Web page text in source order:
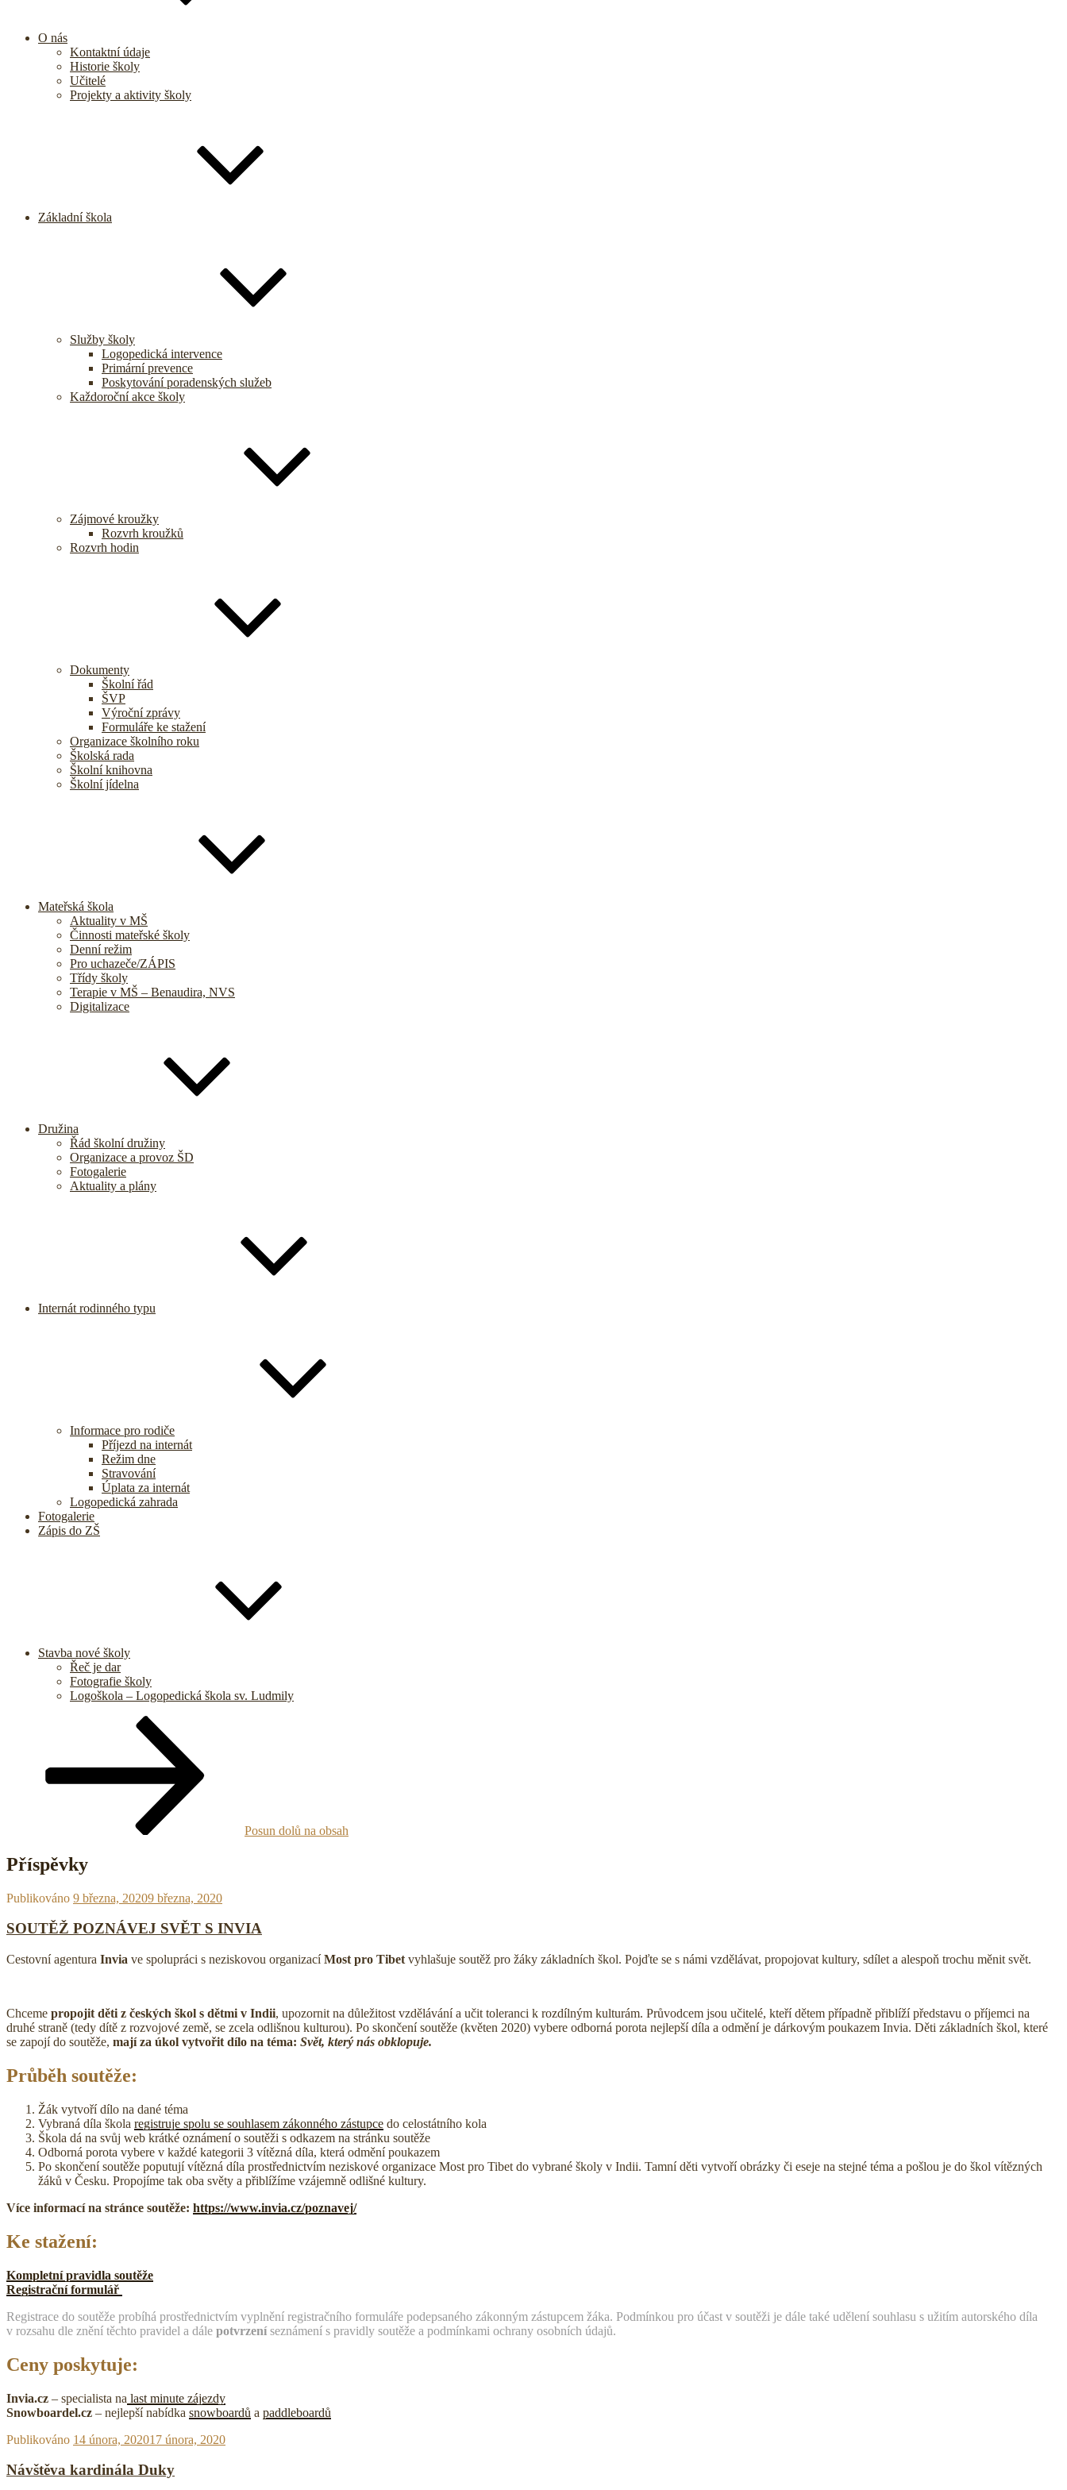
O nás
Kontaktní údaje
Historie školy
Učitelé
Projekty a aktivity školy
Základní škola
Služby školy
Logopedická intervence
Primární prevence
Poskytování poradenských služeb
Každoroční akce školy
Zájmové kroužky
Rozvrh kroužků
Rozvrh hodin
Dokumenty
Školní řád
ŠVP
Výroční zprávy
Formuláře ke stažení
Organizace školního roku
Školská rada
Školní knihovna
Školní jídelna
Mateřská škola
Aktuality v MŠ
Činnosti mateřské školy
Denní režim
Pro uchazeče/ZÁPIS
Třídy školy
Terapie v MŠ – Benaudira, NVS
Digitalizace
Družina
Řád školní družiny
Organizace a provoz ŠD
Fotogalerie
Aktuality a plány
Internát rodinného typu
Informace pro rodiče
Příjezd na internát
Režim dne
Stravování
Úplata za internát
Logopedická zahrada
Fotogalerie
Zápis do ZŠ
Stavba nové školy
Řeč je dar
Fotografie školy
Logoškola – Logopedická škola sv. Ludmily
Posun dolů na obsah
Příspěvky
Publikováno 9 března, 20209 března, 2020
SOUTĚŽ POZNÁVEJ SVĚT S INVIA
Cestovní agentura Invia ve spolupráci s neziskovou organizacíMost pro Tibet vyhlašuje soutěž pro žáky základních škol. Pojďte se s námi vzdělávat, propojovat kultury, sdílet a alespoň trochu měnit svět.
Chceme propojit děti z českých škol s dětmi v Indii, upozornit na důležitost vzdělávání a učit toleranci k rozdílným kulturám. Průvodcem jsou učitelé, kteří dětem případně přiblíží představu o příjemci na
druhé straně (tedy dítě z rozvojové země, se zcela odlišnou kulturou). Po skončení soutěže (květen 2020) vybere odborná porota nejlepší díla a odmění je dárkovým poukazem Invia. Děti základních škol, které
se zapojí do soutěže, mají za úkol vytvořit dílo na téma: Svět, který nás obklopuje.
Průběh soutěže:
Žák vytvoří dílo na dané téma
Vybraná díla škola registruje spolu se souhlasem zákonného zástupce do celostátního kola
Škola dá na svůj web krátké oznámení o soutěži s odkazem na stránku soutěže
Odborná porota vybere v každé kategorii 3 vítězná díla, která odmění poukazem
Po skončení soutěže poputují vítězná díla prostřednictvím neziskové organizace Most pro Tibet do vybrané školy v Indii. Tamní děti vytvoří obrázky či eseje na stejné téma a pošlou je do škol vítězných
žáků v Česku. Propojíme tak oba světy a přiblížíme vzájemně odlišné kultury.
Více informací na stránce soutěže: https://www.invia.cz/poznavej/
Ke stažení:
Kompletní pravidla soutěže
Registrační formulář
Registrace do soutěže probíhá prostřednictvím vyplnění registračního formuláře podepsaného zákonným zástupcem žáka. Podmínkou pro účast v soutěži je dále také udělení souhlasu s užitím autorského díla
v rozsahu dle znění těchto pravidel a dále potvrzeníseznámení s pravidly soutěže a podmínkami ochrany osobních údajů.
Ceny poskytuje:
Invia.cz – specialista na last minute zájezdy
Snowboardel.cz – nejlepší nabídka snowboardů a paddleboardů
Publikováno 14 února, 202017 února, 2020
Návštěva kardinála Duky